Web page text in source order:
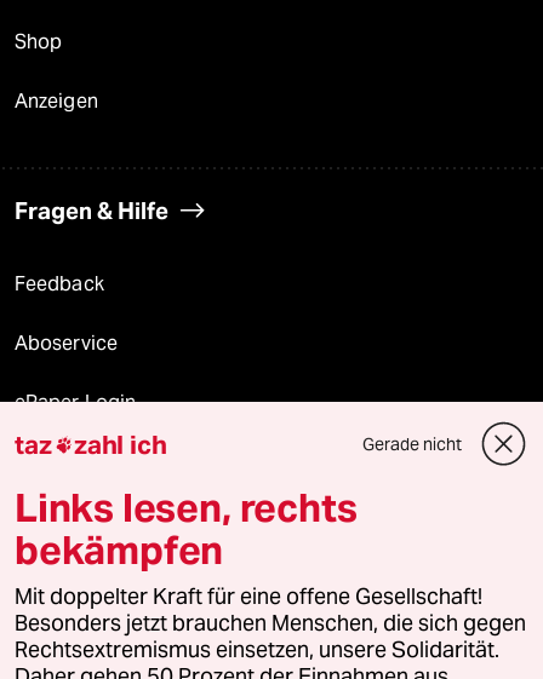
Shop
Anzeigen
Fragen & Hilfe
Feedback
Aboservice
ePaper Login
Downloads für Abonnierende
© 2026 taz Verlags und Vertriebs GmbH
Alle Rechte vorbehalten. Bei rechtlichen Fragen oder für Genehmigungen
wenden Sie sich bitte an
lizenzen@taz.de
taz zahl ich Gerade nicht
Links lesen, rechts
bekämpfen
Mit doppelter Kraft für eine offene Gesellschaft!
Besonders jetzt brauchen Menschen, die sich gegen
Rechtsextremismus einsetzen, unsere Solidarität.